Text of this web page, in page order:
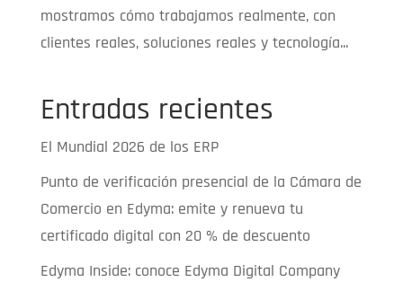
mostramos cómo trabajamos realmente, con
clientes reales, soluciones reales y tecnología...
Entradas recientes
El Mundial 2026 de los ERP
Punto de verificación presencial de la Cámara de
Comercio en Edyma: emite y renueva tu
certificado digital con 20 % de descuento
Edyma Inside: conoce Edyma Digital Company